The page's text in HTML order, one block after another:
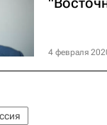
4 февраля